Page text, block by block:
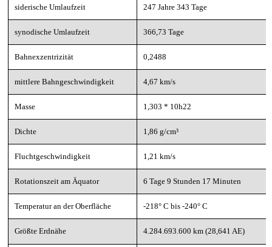
siderische Umlaufzeit 247 Jahre 343 Tage
synodische Umlaufzeit 366,73 Tage
Bahnexzentrizität 0,2488
mittlere Bahngeschwindigkeit 4,67 km/s
Masse 1,303 * 10h22
Dichte 1,86 g/cm³
Fluchtgeschwindigkeit 1,21 km/s
Rotationszeit am Äquator 6 Tage 9 Stunden 17 Minuten
Temperatur an der Oberfläche -218° C bis -240° C
Größte Erdnähe 4.284.693.600 km (28,641 AE)